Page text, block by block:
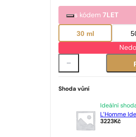
s kódem7LET
30 ml
Shoda vůní
Ideální
L’Homme
3223Kč